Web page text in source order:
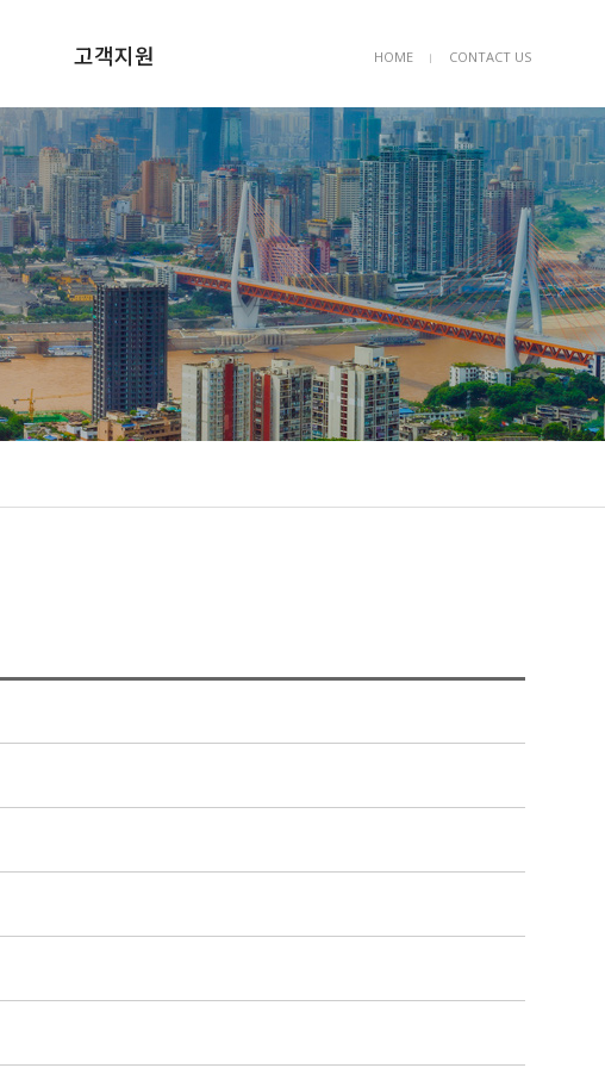
HOME ㅣ CONTACT US
고객지원
공지사항
공사의뢰
Q&A
자유게시판